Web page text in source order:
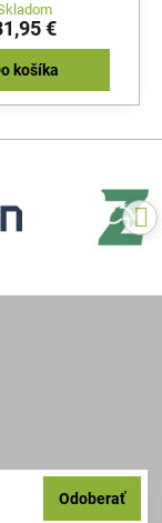
€
košíka
Odoberať